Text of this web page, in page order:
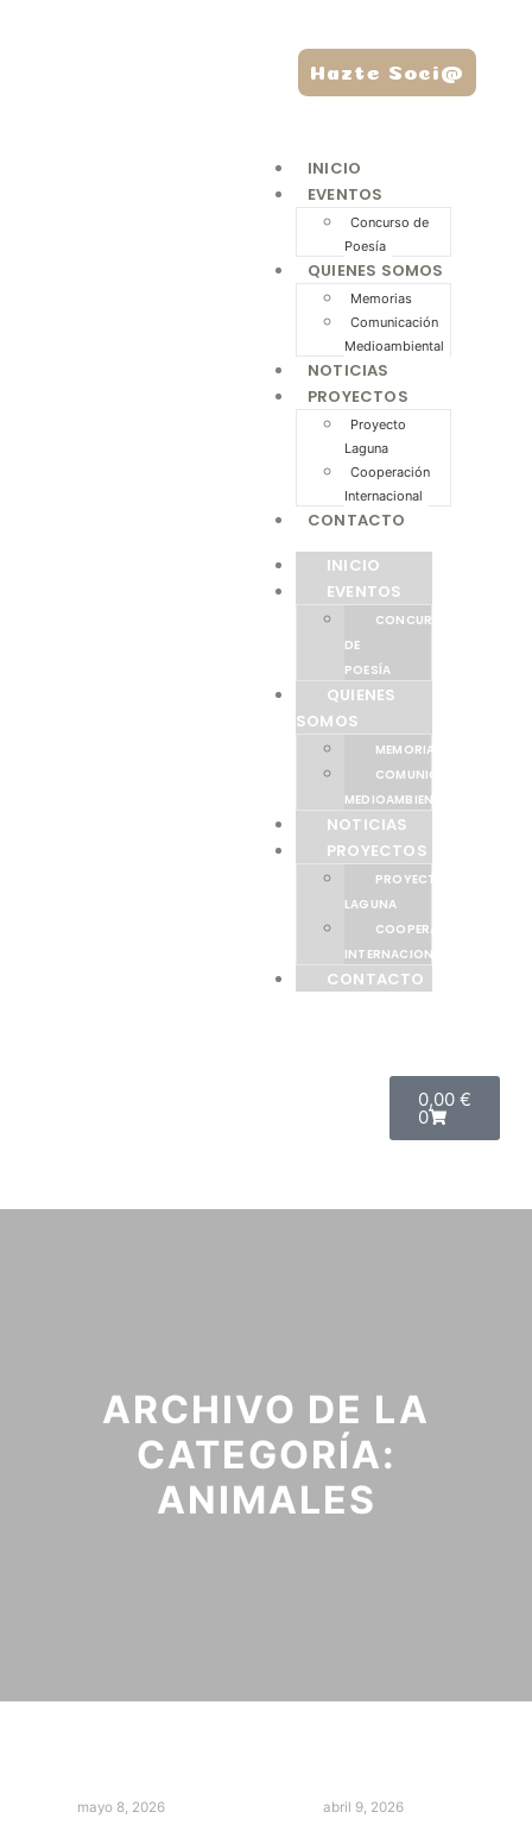
INICIO
EVENTOS
Concurso de
Poesía
QUIENES SOMOS
Memorias
Comunicación
Medioambiental
NOTICIAS
PROYECTOS
Proyecto
Laguna
Cooperación
Internacional
CONTACTO
INICIO
EVENTOS
CONCURSO
DE
POESÍA
QUIENES
SOMOS
MEMORIAS
COMUNICACIÓN
MEDIOAMBIENTAL
NOTICIAS
PROYECTOS
PROYECTO
LAGUNA
COOPERACIÓN
INTERNACIONAL
CONTACTO
0,00 €
0
Hazte Soci@
ARCHIVO DE LA
CATEGORÍA:
ANIMALES
mayo 8, 2026 abril 9, 2026